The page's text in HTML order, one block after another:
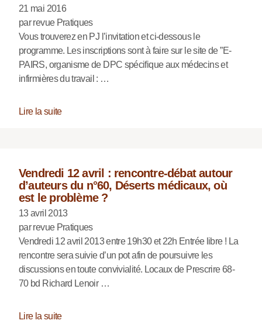
21 mai 2016
par revue Pratiques
Vous trouverez en PJ l’invitation et ci-dessous le
programme. Les inscriptions sont à faire sur le site de ”E-
PAIRS, organisme de DPC spécifique aux médecins et
infirmières du travail : …
Lire la suite
Vendredi 12 avril : rencontre-débat autour
d’auteurs du n°60, Déserts médicaux, où
est le problème ?
13 avril 2013
par revue Pratiques
Vendredi 12 avril 2013 entre 19h30 et 22h Entrée libre ! La
rencontre sera suivie d’un pot afin de poursuivre les
discussions en toute convivialité. Locaux de Prescrire 68-
70 bd Richard Lenoir …
Lire la suite